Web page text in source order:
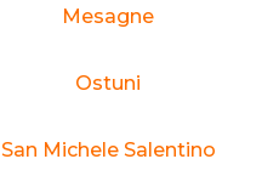
Mesagne
Ostuni
San Michele Salentino